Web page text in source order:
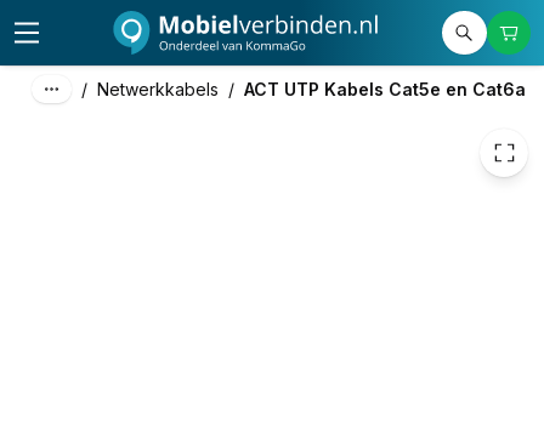
/ Netwerkkabels / ACT UTP Kabels Cat5e en Cat6a
€ 1,15